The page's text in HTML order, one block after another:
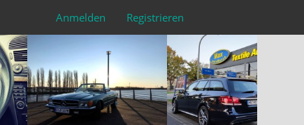
Anmelden Registrieren